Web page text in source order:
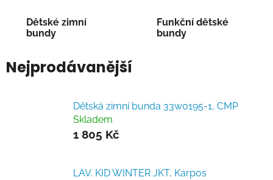
Dětské zimní
bundy
Funkční dětské
bundy
Nejprodávanější
Dětská zimní bunda 33w0195-1, CMP
Skladem
1 805 Kč
LAV. KID WINTER JKT, Karpos